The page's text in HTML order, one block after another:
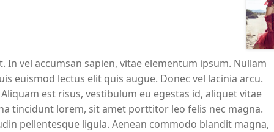
vel accumsan sapien, vitae elementum ipsum. Nullam
euismod lectus elit quis augue. Donec vel lacinia arcu.
est risus, vestibulum eu egestas id, aliquet vitae
tincidunt lorem, sit amet porttitor leo felis nec magna.
pellentesque ligula. Aenean commodo blandit magna,